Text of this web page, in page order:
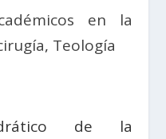
en la
, Teología
de la